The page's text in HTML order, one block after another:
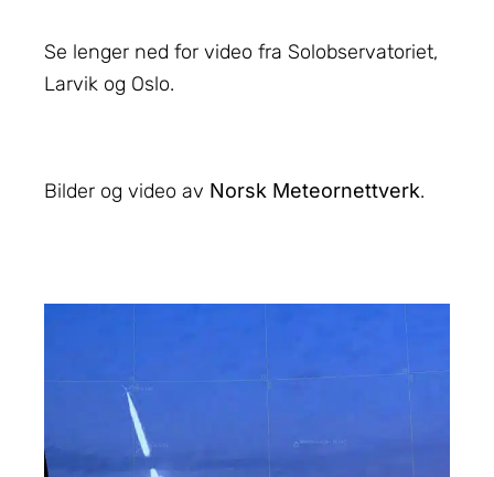
Se lenger ned for video fra Solobservatoriet,
Larvik og Oslo.
Bilder og video av Norsk Meteornettverk.